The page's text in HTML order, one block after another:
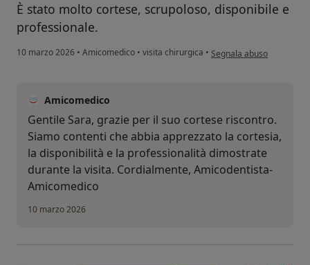
È stato molto cortese, scrupoloso, disponibile e
professionale.
10 marzo 2026 • Amicomedico • visita chirurgica • secondo l'opinione
Segnala abuso
Amicomedico
Gentile Sara, grazie per il suo cortese riscontro.
Siamo contenti che abbia apprezzato la cortesia,
la disponibilità e la professionalità dimostrate
durante la visita. Cordialmente, Amicodentista-
Amicomedico
10 marzo 2026